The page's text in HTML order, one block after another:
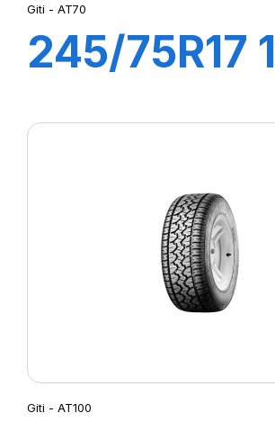
Giti - AT70
245/75R17
Giti - AT100